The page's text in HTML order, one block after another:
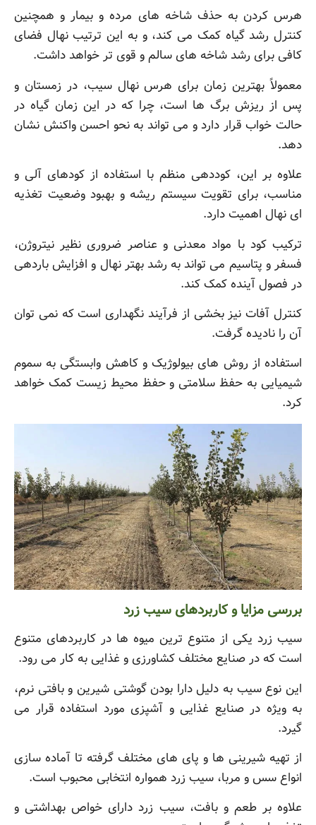
هرس کردن به حذف شاخه های مرده و بیمار و همچنین
کنترل رشد گیاه کمک می کند، و به این ترتیب نهال فضای
کافی برای رشد شاخه های سالم و قوی تر خواهد داشت.
معمولاً بهترین زمان برای هرس نهال سیب، در زمستان و
پس از ریزش برگ ها است، چرا که در این زمان گیاه در
حالت خواب قرار دارد و می تواند به نحو احسن واکنش نشان
دهد.
علاوه بر این، کوددهی منظم با استفاده از کودهای آلی و
مناسب، برای تقویت سیستم ریشه و بهبود وضعیت تغذیه
ای نهال اهمیت دارد.
ترکیب کود با مواد معدنی و عناصر ضروری نظیر نیتروژن،
فسفر و پتاسیم می تواند به رشد بهتر نهال و افزایش باردهی
در فصول آینده کمک کند.
کنترل آفات نیز بخشی از فرآیند نگهداری است که نمی توان
آن را نادیده گرفت.
استفاده از روش های بیولوژیک و کاهش وابستگی به سموم
شیمیایی به حفظ سلامتی و حفظ محیط زیست کمک خواهد
کرد.
بررسی مزایا و کاربردهای سیب زرد
سیب زرد یکی از متنوع ترین میوه ها در کاربردهای متنوع
است که در صنایع مختلف کشاورزی و غذایی به کار می رود.
این نوع سیب به دلیل دارا بودن گوشتی شیرین و بافتی نرم،
به ویژه در صنایع غذایی و آشپزی مورد استفاده قرار می
گیرد.
از تهیه شیرینی ها و پای های مختلف گرفته تا آماده سازی
انواع سس و مربا، سیب زرد همواره انتخابی محبوب است.
علاوه بر طعم و بافت، سیب زرد دارای خواص بهداشتی و